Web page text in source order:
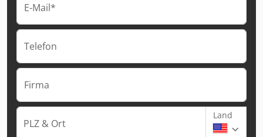
E-Mail*
Telefon
Firma
PLZ & Ort
Land